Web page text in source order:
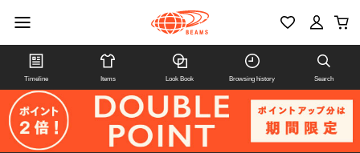
Timeline Items Look Book Browsing history Search